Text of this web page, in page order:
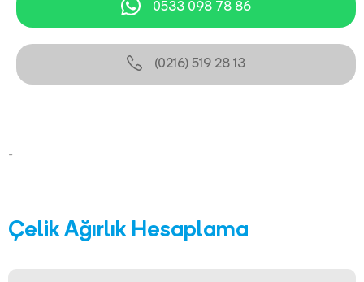
-
0533 098 78 86
(0216) 519 28 13
Çelik Ağırlık Hesaplama